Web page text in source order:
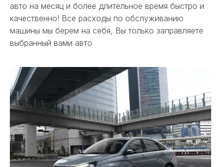
авто на месяц и более длительное время быстро и
качественно! Все расходы по обслуживанию
машины мы берем на себя, Вы только заправляете
выбранный вами авто